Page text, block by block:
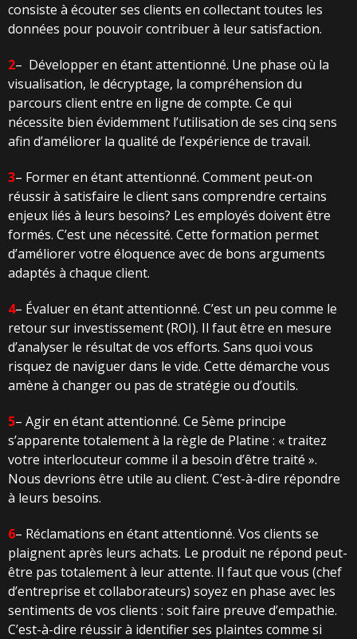
consiste à écouter ses clients en collectant toutes les
données pour pouvoir contribuer à leur satisfaction.
2– Développer en étant attentionné. Une phase où la
visualisation, le décryptage, la compréhension du
parcours client entre en ligne de compte. Ce qui
nécessite bien évidemment l’utilisation de ses cinq sens
afin d’améliorer la qualité de l’expérience de travail.
3– Former en étant attentionné. Comment peut-on
réussir à satisfaire le client sans comprendre certains
enjeux liés à leurs besoins? Les employés doivent être
formés. C’est une nécessité. Cette formation permet
d’améliorer votre éloquence avec de bons arguments
adaptés à chaque client.
4– Évaluer en étant attentionné. C’est un peu comme le
retour sur investissement (ROI). Il faut être en mesure
d’analyser le résultat de vos efforts. Sans quoi vous
risquez de naviguer dans le vide. Cette démarche vous
amène à changer ou pas de stratégie ou d’outils.
5– Agir en étant attentionné. Ce 5ème principe
s’apparente totalement à la règle de Platine : « traitez
votre interlocuteur comme il a besoin d’être traité ».
Nous devrions être utile au client. C’est-à-dire répondre
à leurs besoins.
6– Réclamations en étant attentionné. Vos clients se
plaignent après leurs achats. Le produit ne répond peut-
être pas totalement à leur attente. Il faut que vous (chef
d’entreprise et collaborateurs) soyez en phase avec les
sentiments de vos clients : soit faire preuve d’empathie.
C’est-à-dire réussir à identifier ses plaintes comme si